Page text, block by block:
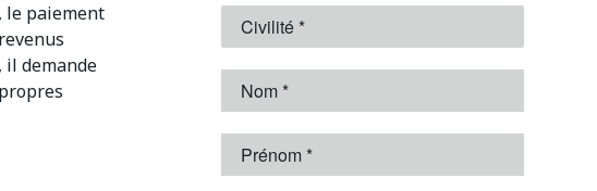
le paiement
demande